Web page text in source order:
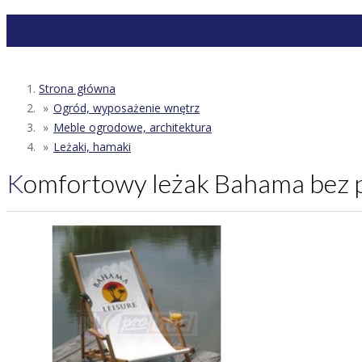
Strona główna
Ogród, wyposażenie wnętrz
Meble ogrodowe, architektura
Leżaki, hamaki
Komfortowy leżak Bahama bez